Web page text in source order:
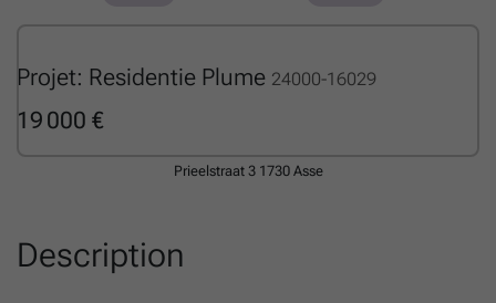
Projet: Residentie Plume 24000-16029
19 000 €
Prieelstraat 3 1730 Asse
Description